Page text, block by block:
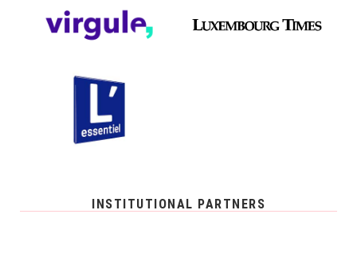
INSTITUTIONAL PARTNERS